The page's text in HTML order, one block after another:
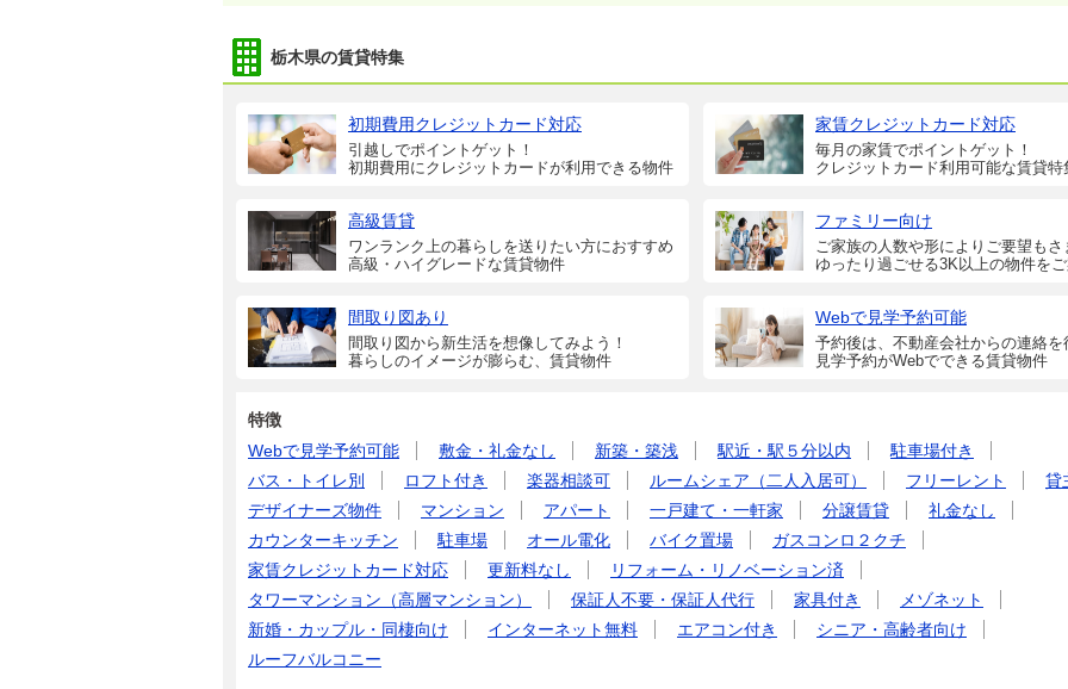
栃木県の賃貸特集
初期費用クレジットカード対応
引越しでポイントゲット！
初期費用にクレジットカードが利用できる物件
家賃クレジットカード対応
毎月の家賃でポイントゲット！
クレジットカード利用可能な賃貸特
高級賃貸
ワンランク上の暮らしを送りたい方におすすめ
高級・ハイグレードな賃貸物件
ファミリー向け
ご家族の人数や形によりご要望もさ
ゆったり過ごせる3K以上の物件をご
間取り図あり
間取り図から新生活を想像してみよう！
暮らしのイメージが膨らむ、賃貸物件
Webで見学予約可能
予約後は、不動産会社からの連絡を
見学予約がWebでできる賃貸物件
特徴
Webで見学予約可能
敷金・礼金なし 新築・築浅 駅近・駅５分以内
駐車場付き
バス・トイレ別
ロフト付き 楽器相談可 ルームシェア（二人入居可） フリーレント
貸
デザイナーズ物件
マンション アパート 一戸建て・一軒家 分譲賃貸
礼金なし
カウンターキッチン
駐車場 オール電化 バイク置場
ガスコンロ２クチ
家賃クレジットカード対応
更新料なし
リフォーム・リノベーション済
タワーマンション（高層マンション）
保証人不要・保証人代行 家具付き
メゾネット
新婚・カップル・同棲向け
インターネット無料 エアコン付き
シニア・高齢者向け
ルーフバルコニー